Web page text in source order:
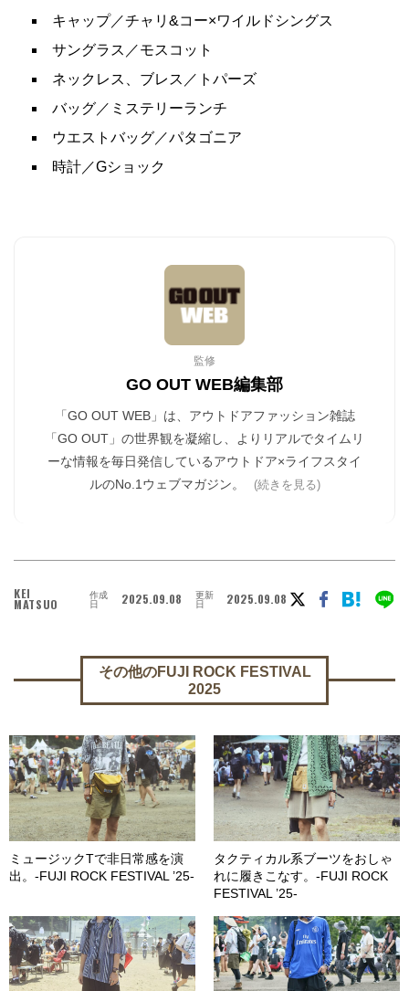
キャップ／チャリ&コー×ワイルドシングス
サングラス／モスコット
ネックレス、ブレス／トパーズ
バッグ／ミステリーランチ
ウエストバッグ／パタゴニア
時計／Gショック
監修
GO OUT WEB編集部
「GO OUT WEB」は、アウトドアファッション雑誌
「GO OUT」の世界観を凝縮し、よりリアルでタイムリ
ーな情報を毎日発信しているアウトドア×ライフスタイ
ルのNo.1ウェブマガジン。
(続きを見る)
KEI
MATSUO
作成
日 2025.09.08 更新
日 2025.09.08
その他のFUJI ROCK FESTIVAL
2025
ミュージックTで非日常感を演
出。-FUJI ROCK FESTIVAL ’25-
タクティカル系ブーツをおしゃ
れに履きこなす。-FUJI ROCK
FESTIVAL ’25-